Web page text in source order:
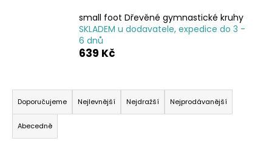
small foot Dřevěné gymnastické kruhy
SKLADEM u dodavatele, expedice do 3 -
6 dnů
639 Kč
Ř
a
z
e
Doporučujeme Nejlevnější Nejdražší Nejprodávanější
Abecedně
HLEDAT
D
o
p